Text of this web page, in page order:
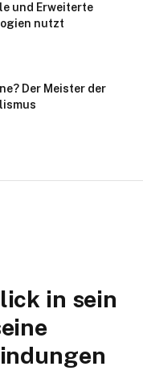
und Erweiterte
nutzt
Der Meister der
in sein